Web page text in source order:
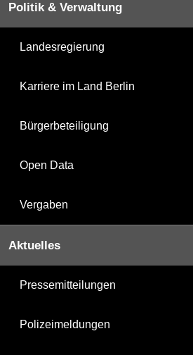
Politik & Verwaltung
Landesregierung
Karriere im Land Berlin
Bürgerbeteiligung
Open Data
Vergaben
Aktuelles
Pressemitteilungen
Polizeimeldungen